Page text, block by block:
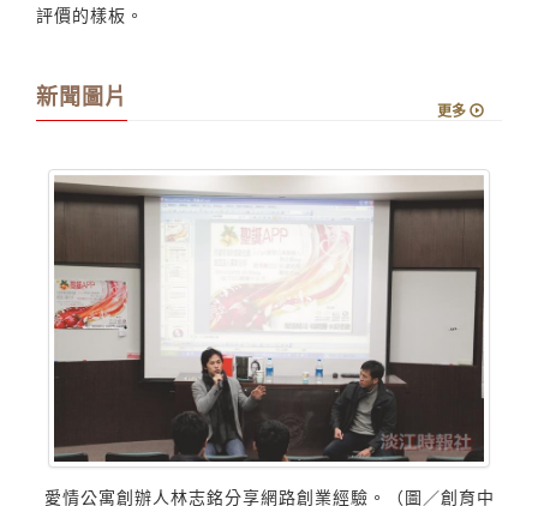
評價的樣板。
新聞圖片
更多
愛情公寓創辦人林志銘分享網路創業經驗。（圖／創育中